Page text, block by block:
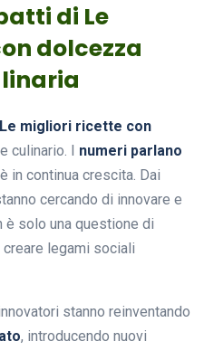
di Le
dolcezza
Le migliori ricette con
culinario. I numeri parlano
in continua crescita. Dai
cercando di innovare e
è solo una questione di
creare legami sociali
stanno reinventando
, introducendo nuovi